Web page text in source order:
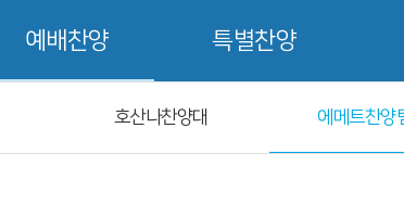
예배찬양 특별찬양
호산나찬양대 에메트찬양